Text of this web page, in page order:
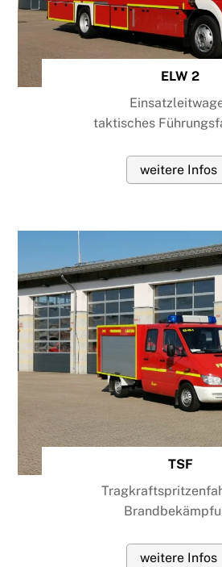
ELW 2
taktisches
weitere Infos
TSF
weitere Infos